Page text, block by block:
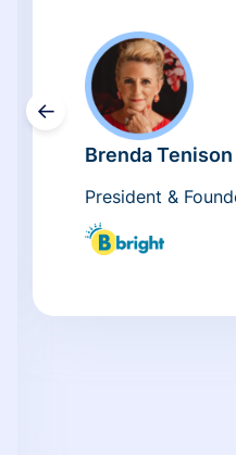
←
Brenda Tenison
President &